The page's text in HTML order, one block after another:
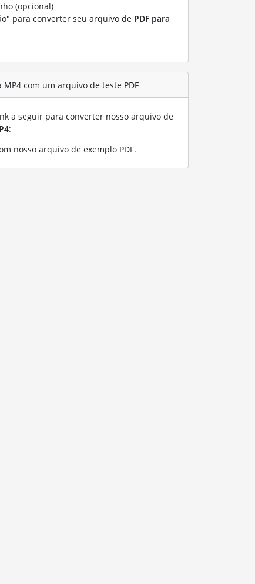
(opcional)
para converter seu arquivo de PDF para
com um arquivo de teste PDF
a seguir para converter nosso arquivo de
:
nosso arquivo de exemplo PDF.